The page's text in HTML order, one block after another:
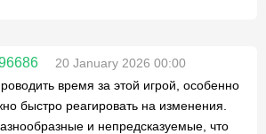
20 January 2026 00:00
время за этой игрой, особенно
быстро реагировать на изменения.
и непредсказуемые, что